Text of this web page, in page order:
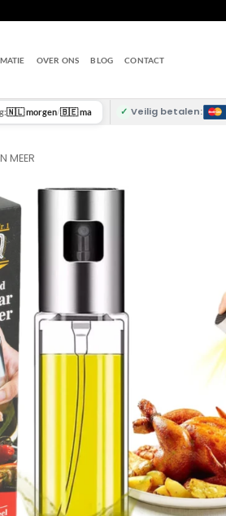
OVER ONS BLOG CONTACT
🇳🇱 morgen/🇧🇪 ma ✓ Veilig betalen:
MEER